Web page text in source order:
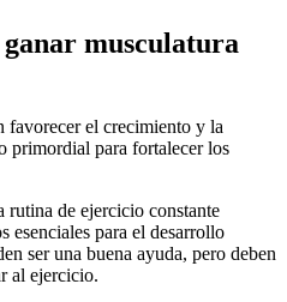
musculatura
favorecer el crecimiento y la
primordial para fortalecer los
de ejercicio constante
esenciales para el desarrollo
ser una buena ayuda, pero deben
al ejercicio.